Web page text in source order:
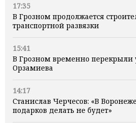
17:35
В Грозном продолжается
транспортной развязки
15:41
В Грозном временно перекрыли
Орзамиева
14:17
Станислав Черчесов: «В
подарков делать не будет»